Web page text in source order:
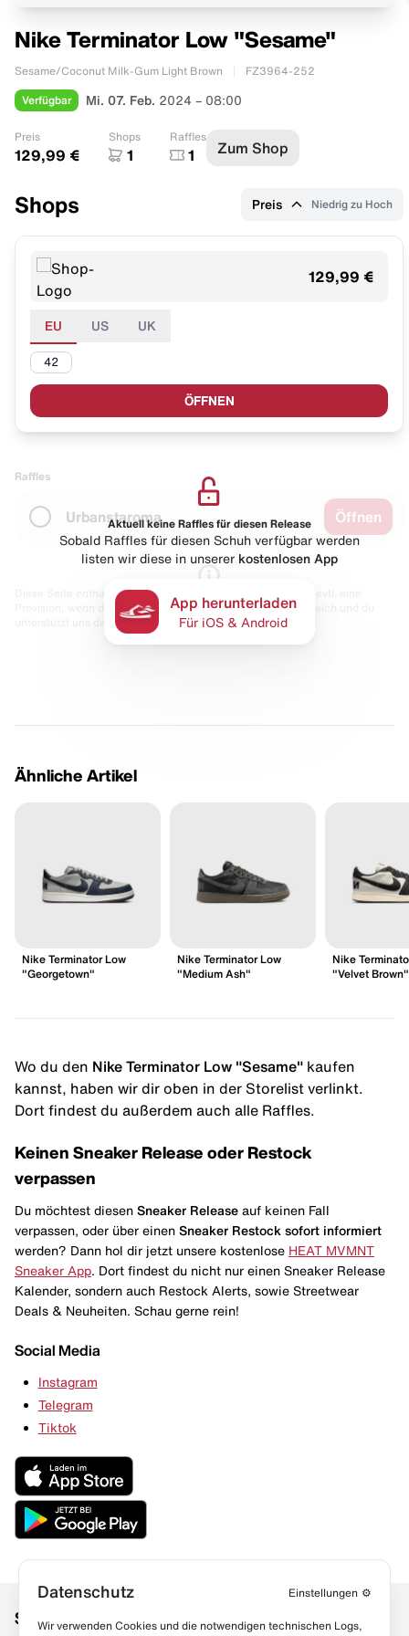
Nike Terminator Low "Sesame"
Sesame/Coconut Milk-Gum Light Brown FZ3964-252
Verfügbar Mi. 07. Feb. 2024 – 08:00
Preis
129,99 €
Shops
1
Raffles
1 Zum Shop
Shops Preis Niedrig zu Hoch
129,99 €
EU US UK
42
ÖFFNEN
Raffles
Urbanstaroma Öffnen
Diese Seite enthält Links zu unseren Partnern. Wir erhalten evtl. eine
Provision, wenn du etwas kaufst. Für dich bleibt der Preis gleich und du
unterstützt uns damit.
Aktuell keine Raffles für diesen Release
Sobald Raffles für diesen Schuh verfügbar werden
listen wir diese in unserer kostenlosen App
App herunterladen
Für iOS & Android
Ähnliche Artikel
Nike Terminator Low
"Georgetown"
Nike Terminator Low
"Medium Ash"
Nike
"Velvet Brown"
Wo du den Nike Terminator Low "Sesame" kaufen
kannst, haben wir dir oben in der Storelist verlinkt.
Dort findest du außerdem auch alle Raffles.
Keinen Sneaker Release oder Restock
verpassen
Du möchtest diesen Sneaker Release auf keinen Fall
verpassen, oder über einen Sneaker Restock sofort informiert
werden? Dann hol dir jetzt unsere kostenlose HEAT MVMNT
Sneaker App . Dort findest du nicht nur einen Sneaker Release
Kalender, sondern auch Restock Alerts, sowie Streetwear
Deals & Neuheiten. Schau gerne rein!
Social Media
Instagram
Telegram
Tiktok
Social Media Links
Datenschutz Einstellungen ⚙️
Wir verwenden Cookies und die notwendigen technischen Logs,